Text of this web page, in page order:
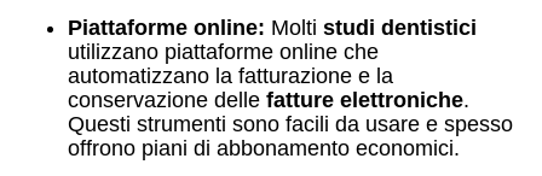
Piattaforme online: Molti studi dentistici
utilizzano piattaforme online che
automatizzano la fatturazione e la
conservazione delle fatture elettroniche.
Questi strumenti sono facili da usare e spesso
offrono piani di abbonamento economici.